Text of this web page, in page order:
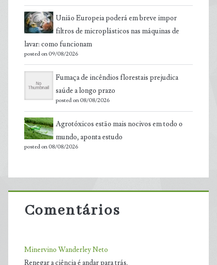
União Europeia poderá em breve impor
filtros de microplásticos nas máquinas de
lavar: como funcionam
posted on 09/08/2026
Fumaça de incêndios florestais prejudica
saúde a longo prazo
posted on 08/08/2026
Agrotóxicos estão mais nocivos em todo o
mundo, aponta estudo
posted on 08/08/2026
Comentários
Minervino Wanderley Neto
Renegar a ciência é andar para trás.